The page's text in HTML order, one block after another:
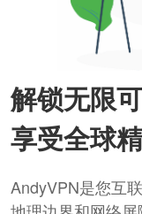
解锁无限
享受全球
AndyVPN是您互